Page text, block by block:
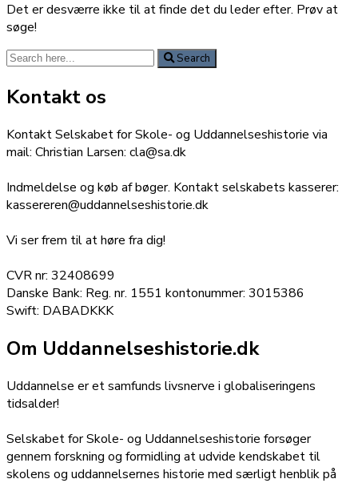
Det er desværre ikke til at finde det du leder efter. Prøv at
søge!
Search
Search
Kontakt os
Kontakt Selskabet for Skole- og Uddannelseshistorie via
mail: Christian Larsen: cla@sa.dk
Indmeldelse og køb af bøger. Kontakt selskabets kasserer:
kassereren@uddannelseshistorie.dk
Vi ser frem til at høre fra dig!
CVR nr: 32408699
Danske Bank: Reg. nr. 1551 kontonummer: 3015386
Swift: DABADKKK
Om Uddannelseshistorie.dk
Uddannelse er et samfunds livsnerve i globaliseringens
tidsalder!
Selskabet for Skole- og Uddannelseshistorie forsøger
gennem forskning og formidling at udvide kendskabet til
skolens og uddannelsernes historie med særligt henblik på